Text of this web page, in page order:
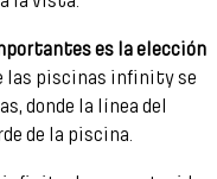
es la elección
las piscinas infinity se
donde la línea del
de la piscina.